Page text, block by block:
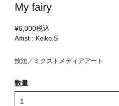
My fairy
¥6,000税込
Artist : Keiko.S
技法／ミクストメディアアート
数量